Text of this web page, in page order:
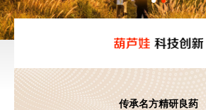
传承名方精研良药